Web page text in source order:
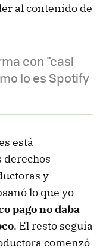
al contenido de
con "casi
lo es Spotify
está
y
lo que yo
pago no daba
. El resto seguía
comenzó